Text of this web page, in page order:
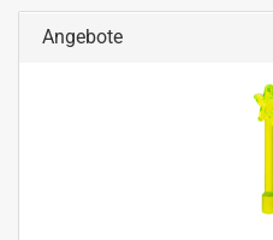
Angebote